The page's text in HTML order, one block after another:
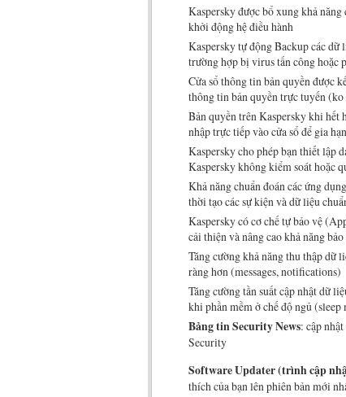
Kaspersky được bổ xung khả
khởi động hệ điều hành
Kaspersky tự động Backup các dữ
trường hợp bị virus tấn công hoặc
Cửa sổ thông tin bản quyền được
thông tin bản quyền trực tuyến
Bản quyền trên Kaspersky khi hết
nhập trực tiếp vào cửa sổ để gia
Kaspersky cho phép bạn thiết lập
Kaspersky không kiểm soát hoặc
Khả năng chuẩn đoán các ứng
thời tạo các sự kiện và dữ liệu
Kaspersky có cơ chế tự bảo vệ
cải thiện và nâng cao khả năng
Tăng cường khả năng thu thập dữ
ràng hơn (messages, notifications)
Tăng cường tần suất cập nhật dữ
khi phần mềm ở chế độ ngủ (sleep
Bảng tin Security News: cập
Security
Software Updater (trình cập
thích của bạn lên phiên bản mới